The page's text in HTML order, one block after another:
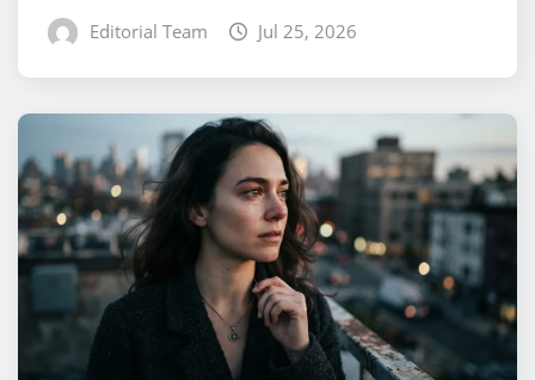
Editorial Team Jul 25, 2026